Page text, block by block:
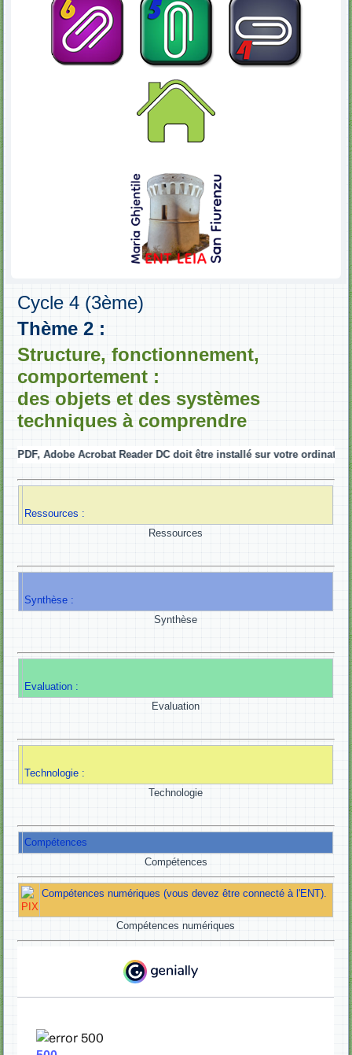
Cycle 4 (3ème)
Thème 2 :
Structure, fonctionnement,
comportement :
des objets et des systèmes
techniques à comprendre
Adobe Acrobat Reader DC doit être installé sur votre ordinateur...
Ressources
Ressources :
Synthèse
Synthèse :
Evaluation
Evaluation :
Technologie
Technologie :
Compétences
Compétences
Compétences numériques
Compétences numériques (vous devez être connecté à l'ENT).